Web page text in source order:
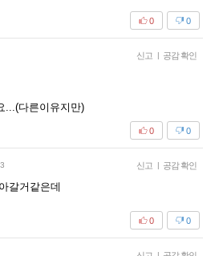
0
0
신고 | 공감 확인
...(다른이유지만)
0
0
신고 | 공감 확인
갈거같은데
0
0